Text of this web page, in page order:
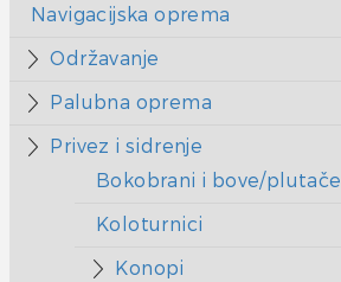
Navigacijska oprema
Održavanje
Palubna oprema
Privez i sidrenje
Bokobrani i bove/plutače
Koloturnici
Konopi